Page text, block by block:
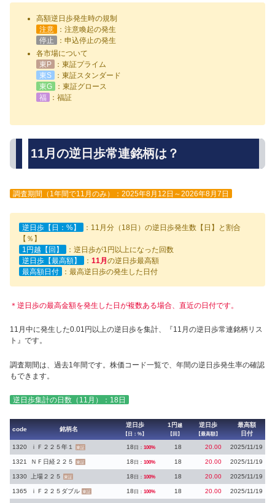
高額逆日歩発生時の規制
注意
：注意喚起の発生
停止
：申込停止の発生
各市場について
東P
：東証プライム
東S
：東証スタンダード
東G
：東証グロース
福
：福証
11月の逆日歩常連銘柄は？
調査期間（1年間で11月のみ）：2025年8月12日～2026年8月7日
逆日歩【日：%】
：11月分（18日）の逆日歩発生数【日】と割合
【％】
1円越【回】
：逆日歩が1円以上になった回数
逆日歩【最高額】
： 11月 の逆日歩最高額
最高額日付
：最高逆日歩の発生した日付
＊逆日歩の最高金額を発生した日が複数ある場合、直近の日付です。
11月中に発生した0.01円以上の逆日歩を集計、『11月の逆日歩常連銘柄リス
ト』です。
調査期間は、過去1年間です。株価コード一覧で、年間の逆日歩発生率の確認
もできます。
逆日歩集計の日数（11月）：18日
code 銘柄名
逆日歩
【日：%】
1円 越
【回】
逆日歩
【最高額】
最高額
日付
1320
ｉＦ２２５年１ 東証 18 日： 100% 18 20.00 2025/11/19
1321 ＮＦ日経２２５ 東証 18 日： 100% 18 20.00 2025/11/19
1330 上場２２５ 東証 18 日： 100% 18 20.00 2025/11/19
1365 ｉＦ２２５ダブル 東証 18 日： 100% 18 20.00 2025/11/19